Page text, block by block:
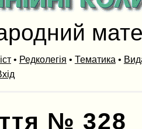
• Редколегія • Тематика •
№ 328